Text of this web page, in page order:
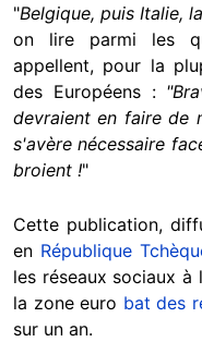
"Belgique, puis Italie,
on lire parmi les
appellent, pour la
des Européens :
devraient en faire de
s'avère nécessaire
broient !"
Cette publication,
en République
les réseaux sociaux
la zone euro bat des
sur un an.